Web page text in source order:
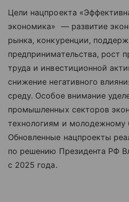
Цели нацпроекта
экономика» — развитие
рынка, конкуренции,
предпринимательства, рост
труда и инвестиционной
снижение негативного
среду. Особое внимание
промышленных секторов
технологиям и молодежному
Обновленные нацпроекты
по решению Президента РФ
с 2025 года.